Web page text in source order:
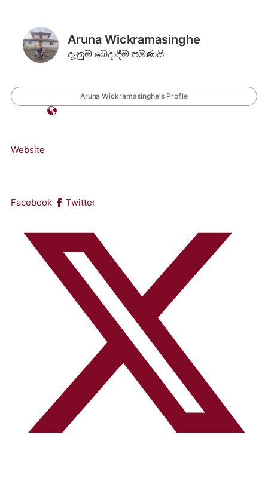
Aruna Wickramasinghe
දැනුම බෙදාදීම පමණයි
Aruna Wickramasinghe's Profile
Website
Facebook Twitter